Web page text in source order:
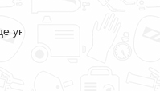
універсальний...